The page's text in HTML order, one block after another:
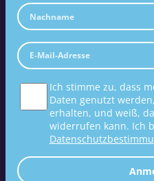
Ich stimme zu, dass
Daten genutzt
erhalten, und weiß,
widerrufen kann. Ich